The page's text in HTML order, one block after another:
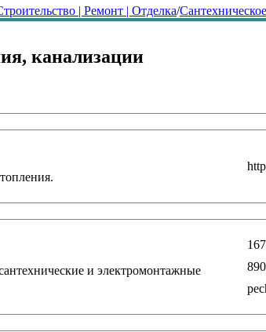
| Ремонт | Отделка/
канализации
и электромонтажные